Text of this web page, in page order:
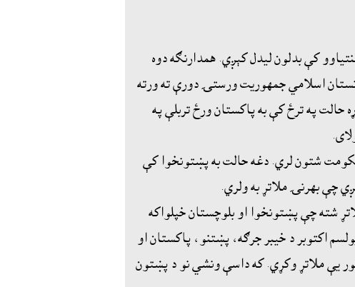
کې بدلون ليدل کېږي. همدارنګه دوه
اسلامي جمهوريت ورستۍ دورې ته ورته
حالت په ترځ کې به پاکستان ورځ تربلې په
شتون لري. دغه حالت به پښتونخوا کې
چې بهرنۍ ملاتړ به ولري.
شته چې پښتونخوا او بلوچستان خپلواکه
اکتوبر د خيبر جرګه، پښتنو، پاکستان او
يې ملاتړ وکړي. که داسې ونشي نو د پښتون